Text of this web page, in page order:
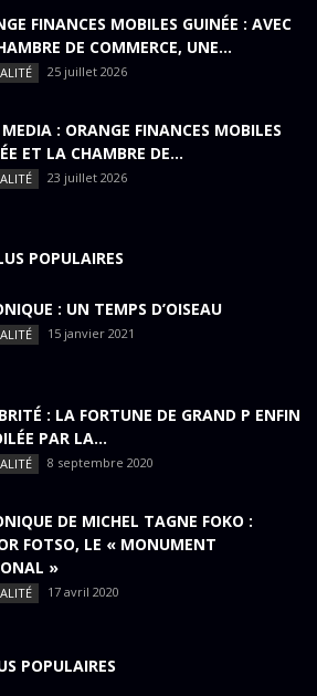
FINANCES MOBILES GUINÉE : AVEC
DE COMMERCE, UNE...
25 juillet 2026
: ORANGE FINANCES MOBILES
ET LA CHAMBRE DE...
23 juillet 2026
POPULAIRES
: UN TEMPS D’OISEAU
15 janvier 2021
: LA FORTUNE DE GRAND P ENFIN
PAR LA...
8 septembre 2020
DE MICHEL TAGNE FOKO :
FOTSO, LE « MONUMENT
»
17 avril 2020
POPULAIRES